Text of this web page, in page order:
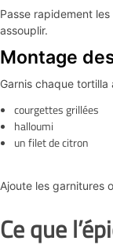
Passe rapidement
assouplir.
Montage
Garnis chaque tortilla
courgettes grillées
halloumi
un filet de citron
Ajoute les garnitures
Ce que